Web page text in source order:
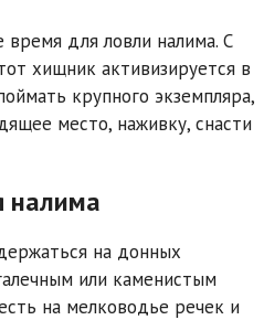
для ловли налима. С
хищник активизируется в
крупного экземпляра,
место, наживку, снасти
налима
на донных
или каменистым
на мелководье речек и